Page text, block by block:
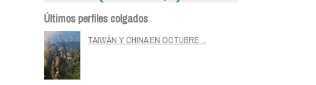
Últimos perfiles colgados
TAIWÁN Y CHINA EN OCTUBRE ...